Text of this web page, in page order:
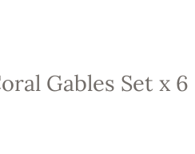
Gables Set x 6